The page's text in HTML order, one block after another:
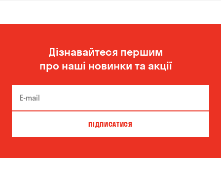
Дізнавайтеся першим
про наші новинки та акції
ПІДПИСАТИСЯ